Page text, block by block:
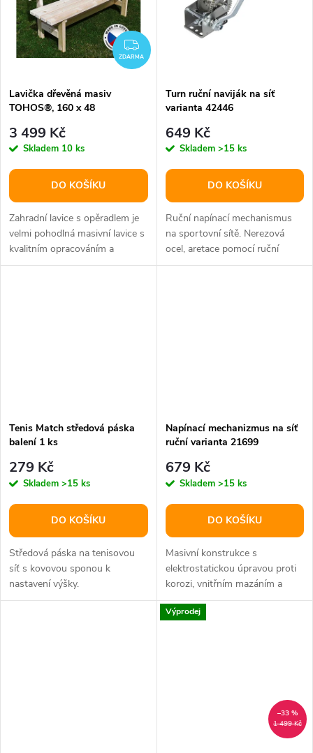
ů
ů
ZDARMA
ZDARMA
Lavička dřevěná masiv
TOHOS®, 160 x 48
3 499 Kč
Skladem 10 ks
DO KOŠÍKU
Zahradní lavice s opěradlem je
velmi pohodlná masivní lavice s
kvalitním opracováním a
stabilním provedením. Lavice...
Turn ruční naviják na síť
varianta 42446
649 Kč
Skladem >15 ks
DO KOŠÍKU
Ruční napínací mechanismus
na sportovní sítě. Nerezová
ocel, aretace pomocí ruční
západky.
Tenis Match středová páska
balení 1 ks
279 Kč
Skladem >15 ks
DO KOŠÍKU
Středová páska na tenisovou
síť s kovovou sponou k
nastavení výšky.
Napínací mechanizmus na síť
ruční varianta 21699
679 Kč
Skladem >15 ks
DO KOŠÍKU
Masivní konstrukce s
elektrostatickou úpravou proti
korozi, vnitřním mazáním a
mnoha dalšími skvělými
vlastnostmi.
Výprodej
1 499 Kč
–33 %